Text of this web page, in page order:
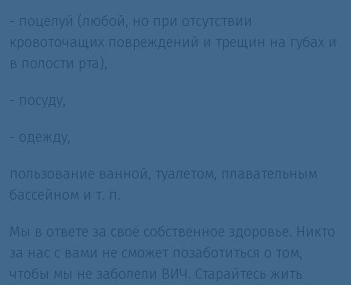
- поцелуй (любой, но при отсутствии
кровоточащих повреждений и трещин на губах и
в полости рта),
- посуду,
- одежду,
пользование ванной, туалетом, плавательным
бассейном и т. п.
Мы в ответе за своё собственное здоровье. Никто
за нас с вами не сможет позаботиться о том,
чтобы мы не заболели ВИЧ. Старайтесь жить